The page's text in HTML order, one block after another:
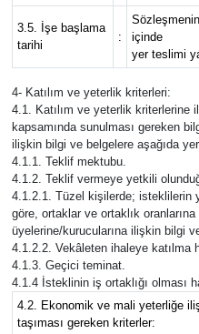
3.5. İşe başlama
tarihi
:
içinde
yer teslimi
4- Katılım ve yeterlik kriterleri:
4.1. Katılım ve yeterlik kriterlerine
kapsamında sunulması gereken
ilişkin bilgi ve belgelere aşağıda
4.1.1. Teklif mektubu.
4.1.2. Teklif vermeye yetkili
4.1.2.1. Tüzel kişilerde; isteklilerin
göre, ortaklar ve ortaklık
üyelerine/kurucularına ilişkin bilgi
4.1.2.2. Vekâleten ihaleye katılma
4.1.3. Geçici teminat.
4.1.4 İsteklinin iş ortaklığı olması
4.2. Ekonomik ve mali yeterliğe
taşıması gereken kriterler: